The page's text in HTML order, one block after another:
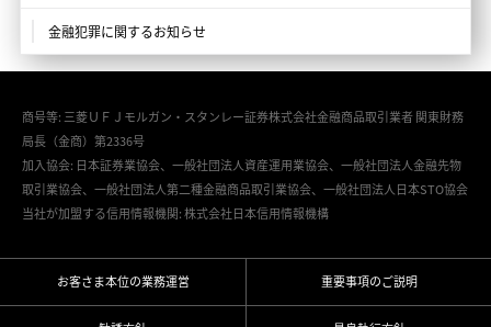
金融犯罪に関するお知らせ
商号等: 三菱ＵＦＪモルガン・スタンレー証券株式会社金融商品取引業者 関東財務
局長（金商）第2336号
加入協会: 日本証券業協会、一般社団法人資産運用業協会、一般社団法人金融先物
取引業協会、一般社団法人第二種金融商品取引業協会、一般社団法人日本STO協会
当社が加盟する信用情報機関: 株式会社日本信用情報機構
お客さま本位の業務運営 重要事項のご説明